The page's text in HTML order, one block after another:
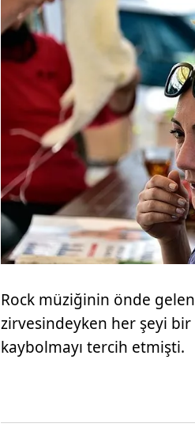
Rock müziğinin önde
zirvesindeyken her şeyi
kaybolmayı tercih etmişti.